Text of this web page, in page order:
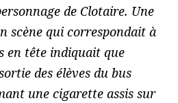
de Clotaire. Une
scène qui correspondait à
en tête indiquait que
des élèves du bus
une cigarette assis sur